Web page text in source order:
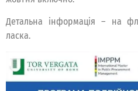
Детальна інформація – на
ласка.